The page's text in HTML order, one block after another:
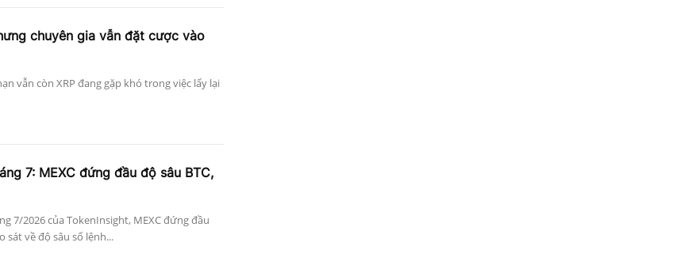
chuyên gia vẫn đặt cược vào
vẫn còn XRP đang gặp khó trong việc lấy lại
7: MEXC đứng đầu độ sâu BTC,
7/2026 của TokenInsight, MEXC đứng đầu
về độ sâu sổ lệnh...